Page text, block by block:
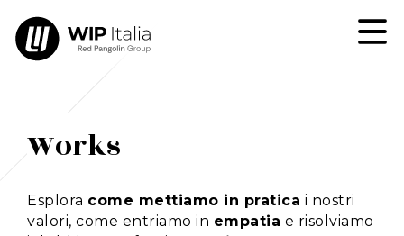
Works
Esplora come mettiamo in pratica i nostri
valori, come entriamo in empatia e risolviamo